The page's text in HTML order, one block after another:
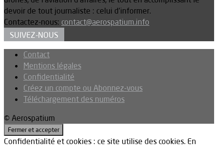
devoir de tout journaliste : celui d’informer.
Contactez-nous: contact@aerospatium.info
SUIVEZ-NOUS
Contact
Mentions légales
Confidentialité
Créez un compte ou Abonnez-vous
Téléchargement des numéros
© Aerospatium
Confidentialité et cookies : ce site utilise des cookies. En